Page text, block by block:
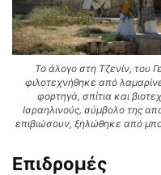
Το άλογο στη Τζενίν, του
φιλοτεχνήθηκε από
φορτηγά, σπίτια και
Ισραηλινούς, σύμβολο της
επιβιώσουν, ξηλώθηκε από
Επιδρομές